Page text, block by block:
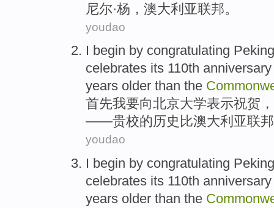
尼尔·杨 ， 澳大利亚联邦。
youdao
I begin by congratulating Peking
celebrates its 110th anniversary
years older than the
首先我要向北京大学表示祝贺 ，
——贵校的历史 比澳大利亚联邦
youdao
I begin by congratulating Peking
celebrates its 110th anniversary
years older than the